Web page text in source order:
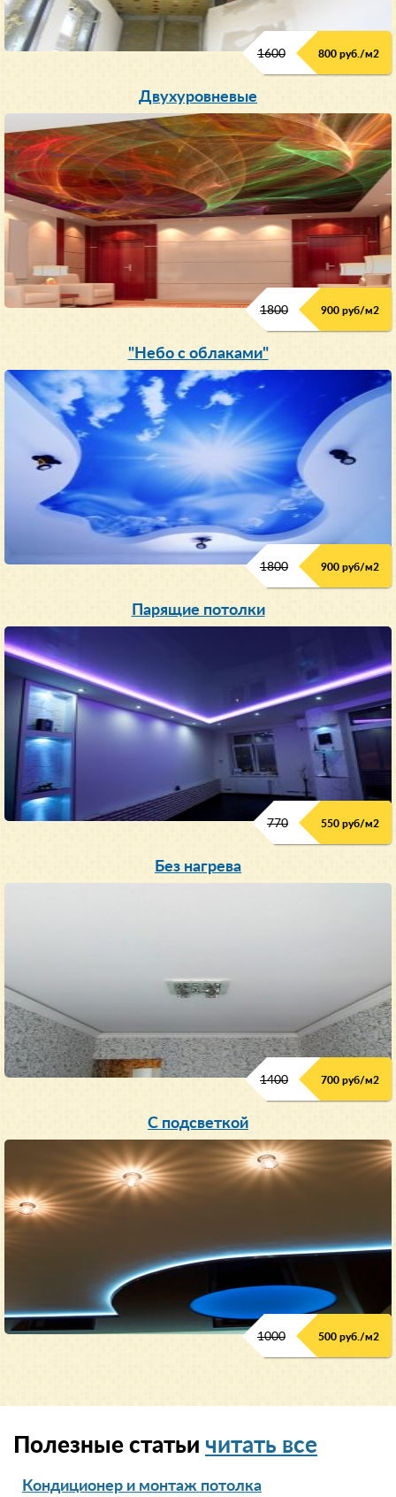
1600 800 руб./м2
Двухуровневые
1800 900 руб/м2
"Небо с облаками"
1800 900 руб/м2
Парящие потолки
770 550 руб/м2
Без нагрева
1400 700 руб/м2
С подсветкой
1000 500 руб./м2
Полезные статьи читать все
Кондиционер и монтаж потолка